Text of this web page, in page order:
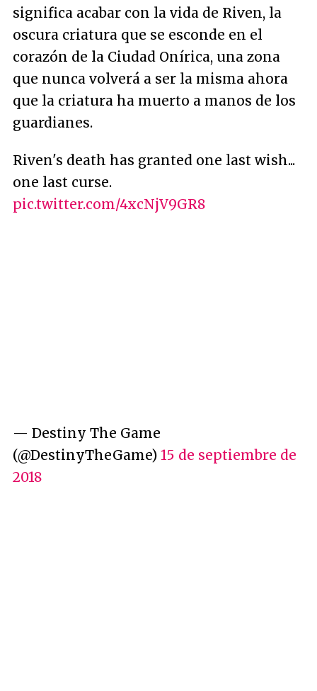
significa acabar con la vida de Riven, la
oscura criatura que se esconde en el
corazón de la Ciudad Onírica, una zona
que nunca volverá a ser la misma ahora
que la criatura ha muerto a manos de los
guardianes.
Riven's death has granted one last wish...
one last curse.
pic.twitter.com/4xcNjV9GR8
— Destiny The Game
(@DestinyTheGame) 15 de septiembre de
2018